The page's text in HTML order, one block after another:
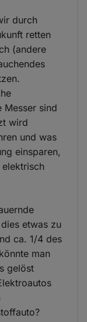
durch
retten
(andere
Messer sind
wird
und was
einsparen,
etwas zu
ca. 1/4 des
man
gelöst